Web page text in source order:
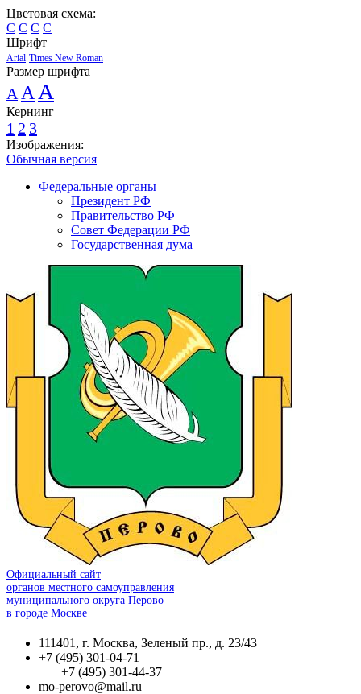
Цветовая схема:
C C C C
Шрифт
Arial Times New Roman
Размер шрифта
A A A
Кернинг
1 2 3
Изображения:
Обычная версия
Федеральные органы
Президент РФ
Правительство РФ
Совет Федерации РФ
Государственная дума
Официальный сайт
органов местного самоуправления
муниципального округа Перово
в городе Москве
111401, г. Москва, Зеленый пр., д. 23/43
+7 (495) 301-04-71
+7 (495) 301-44-37
mo-perovo@mail.ru